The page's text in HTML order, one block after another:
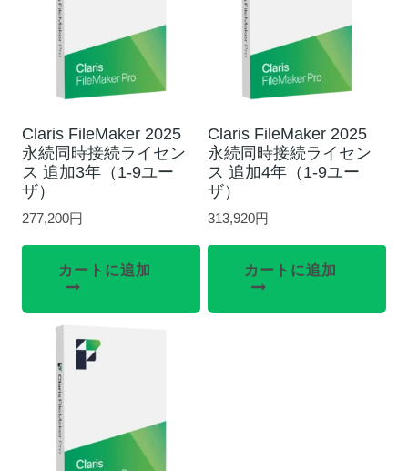
Claris FileMaker 2025
永続同時接続ライセン
ス 追加3年（1-9ユー
ザ）
277,200円
カートに追加
Claris FileMaker 2025
永続同時接続ライセン
ス 追加4年（1-9ユー
ザ）
313,920円
カートに追加